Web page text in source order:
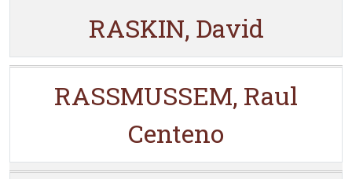
RASKIN, David
RASSMUSSEM, Raul
Centeno